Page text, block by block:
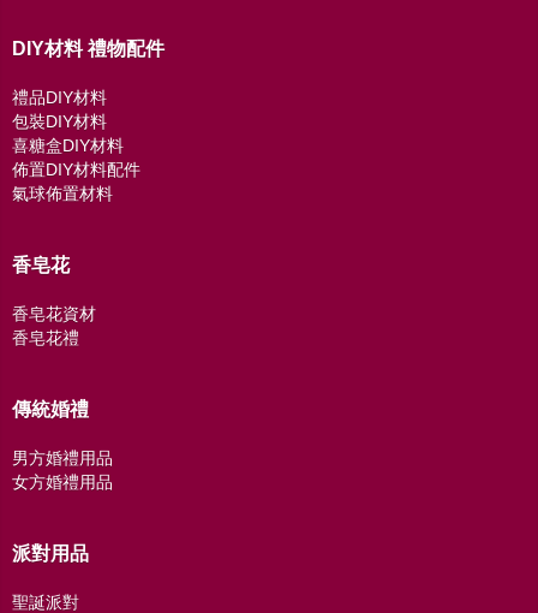
DIY材料 禮物配件
禮品DIY材料
包裝DIY材料
喜糖盒DIY材料
佈置DIY材料配件
氣球佈置材料
香皂花
香皂花資材
香皂花禮
傳統婚禮
男方婚禮用品
女方婚禮用品
派對用品
聖誕派對